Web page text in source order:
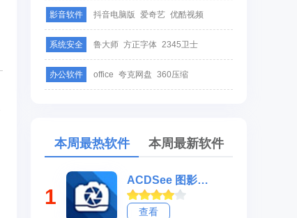
影音软件 抖音电脑版 爱奇艺 优酷视频
系统安全 鲁大师 方正字体 2345卫士
办公软件 office 夸克网盘 360压缩
本周最热软件 本周最新软件
1
ACDSee 图影工坊 2026 旗舰版
查看